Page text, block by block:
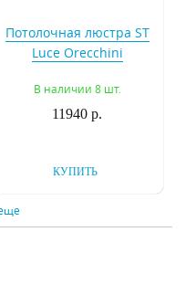
Потолочная люстра ST
Luce Orecchini
В наличии 8 шт.
11940 р.
КУПИТЬ